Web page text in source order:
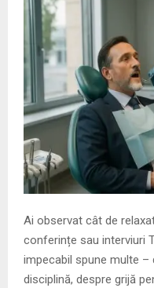
U
Ai observat cât de
conferințe sau interviuri
impecabil spune multe –
disciplină, despre grijă